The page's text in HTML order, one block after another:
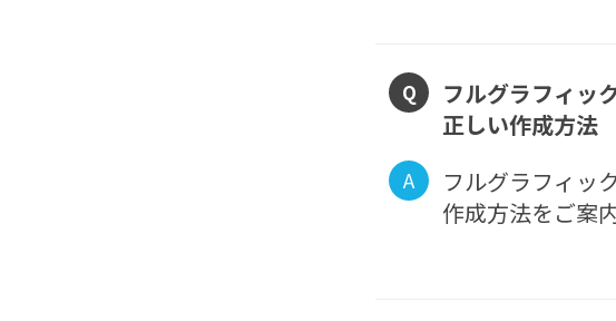
Q
フルグラフィッ
正しい作成方法
A
フルグラフィッ
作成方法をご案